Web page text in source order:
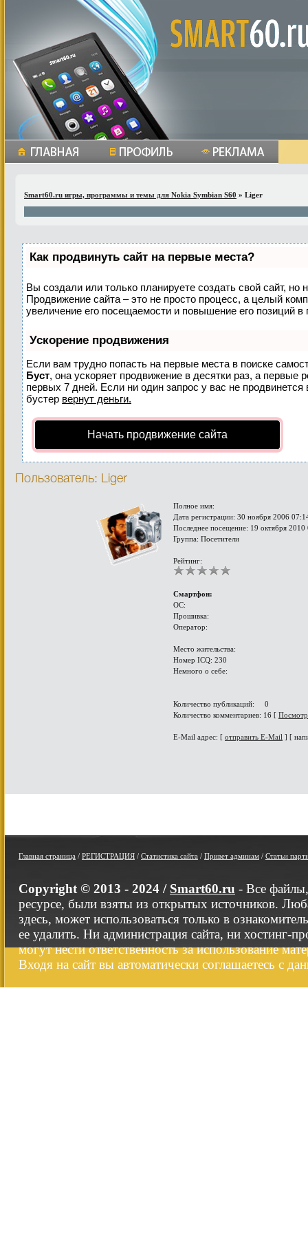
Smart60.ru игры, программы и темы для Nokia Symbian S60 » Liger
Как продвинуть сайт на первые места?
Вы создали или только планируете создать свой сайт, но
Продвижение сайта – это не просто процесс, а целый
увеличение его посещаемости и повышение его позиций в
Ускорение продвижения
Если вам трудно попасть на первые места в поиске
Буст, она ускоряет продвижение в десятки раз, а первые
первых 7 дней. Если ни один запрос у вас не
бустер вернут деньги.
Начать продвижение сайта
Пользователь: Liger
Полное имя:
Дата регистрации: 30 ноября 2006
Последнее посещение: 19 октября 2010
Группа: Посетители
Рейтинг:
Смартфон:
ОС:
Прошивка:
Оператор:
Место жительства:
Номер ICQ: 230
Немного о себе:
Количество публикаций: 0
Количество комментариев: 16 [
E-Mail адрес: [ отправить E-Mail ] [
Главная страница / РЕГИСТРАЦИЯ / Статистика сайта / Привет админам / Статьи
Copyright © 2013 - 2024 / Smart60.ru - Все
ресурсе, были взяты из открытых источников.
здесь, может использоваться только в
ее удалить. Ни администрация сайта, ни хостинг-
могут нести ответственность за использование
Входя на сайт вы автоматически соглашаетесь с